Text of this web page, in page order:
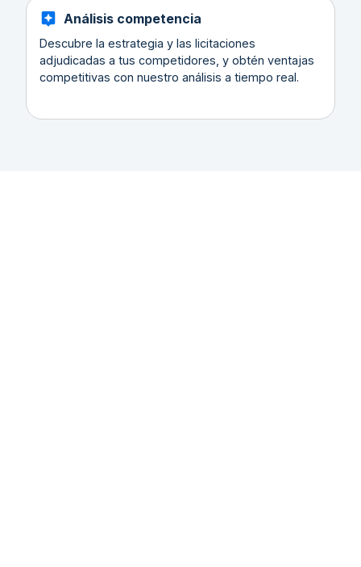
Análisis competencia
Descubre la estrategia y las licitaciones
adjudicadas a tus competidores, y obtén ventajas
competitivas con nuestro análisis a tiempo real.